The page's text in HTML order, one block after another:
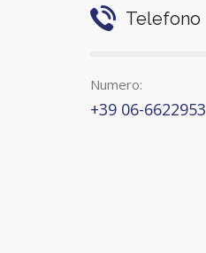
Telefono
Numero:
+39 06-6622953